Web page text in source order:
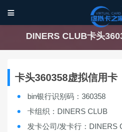

DINERS CLUB卡头
卡头360358虚拟信用卡
bin银行识别码：360358
卡组织：DINERS CLUB
发卡公司/发卡行：DINERS